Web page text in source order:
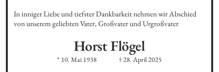
In inniger Liebe und tiefster Dankbarkeit nehmen wir Abschied
von unserem geliebten Vater, Großvater und Urgroßvater
HorstFlögel
* 10. Mai 1938 † 28. April 2025